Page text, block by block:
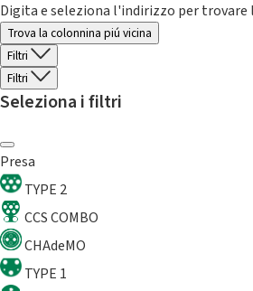
Digita e seleziona l'indirizzo per
Trova la colonnina piú vicina
Filtri
Filtri
Seleziona i filtri
Presa
TYPE 2
CCS COMBO
CHAdeMO
TYPE 1